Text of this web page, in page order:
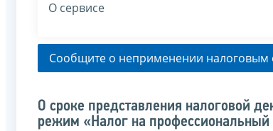
О сервисе
Сообщите о неприменении налоговым
О сроке представления налоговой
режим «Налог на